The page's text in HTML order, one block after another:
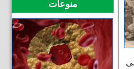
منوعات